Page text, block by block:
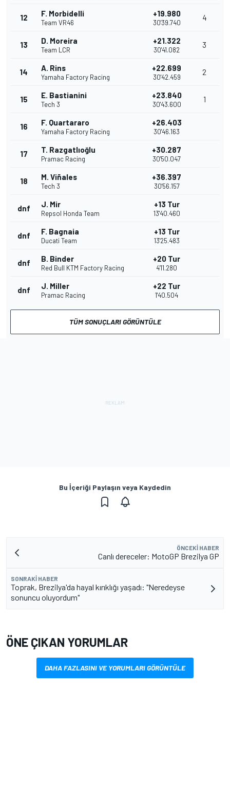
12 F. Morbidelli
Team VR46
+19.980
30'39.740
4
13 D. Moreira
Team LCR
+21.322
30'41.082
3
14 A. Rins
Yamaha Factory Racing
+22.699
30'42.459
2
15 E. Bastianini
Tech 3
+23.840
30'43.600
1
16 F. Quartararo
Yamaha Factory Racing
+26.403
30'46.163
17 T. Razgatlıoğlu
Pramac Racing
+30.287
30'50.047
18 M. Viñales
Tech 3
+36.397
30'56.157
dnf J. Mir
Repsol Honda Team
+13 Tur
13'40.460
dnf F. Bagnaia
Ducati Team
+13 Tur
13'25.483
dnf B. Binder
Red Bull KTM Factory Racing
+20 Tur
4'11.280
dnf J. Miller
Pramac Racing
+22 Tur
1'40.504
TÜM SONUÇLARI GÖRÜNTÜLE
Bu İçeriği Paylaşın veya Kaydedin
ÖNCEKI HABER
Canlı dereceler: MotoGP Brezilya GP
SONRAKI HABER
Toprak, Brezilya'da hayal kırıklığı yaşadı: "Neredeyse
sonuncu oluyordum"
ÖNE ÇIKAN YORUMLAR
DAHA FAZLASINI VE YORUMLARI GÖRÜNTÜLE